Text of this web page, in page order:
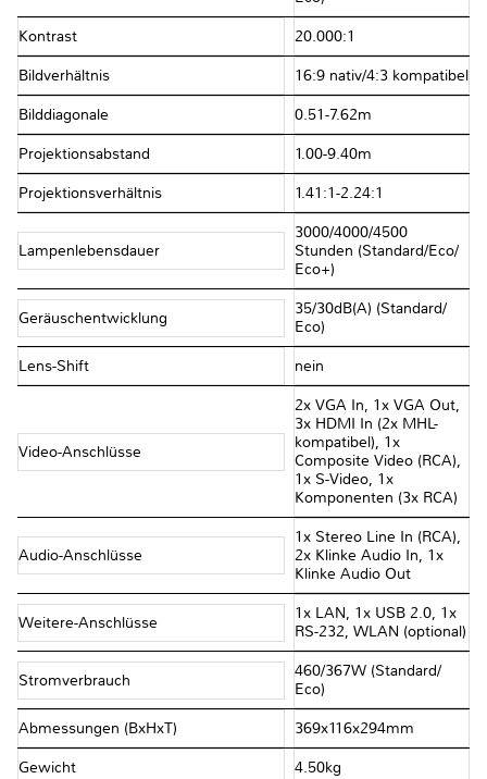
Kontrast 20.000:1
Bildverhältnis 16:9 nativ/​4:3 kompatibel
Bilddiagonale 0.51-7.62m
Projektionsabstand 1.00-9.40m
Projektionsverhältnis 1.41:1-2.24:1
Lampenlebensdauer
3000/​4000/​4500
Stunden (Standard/​Eco/​
Eco+)
Geräuschentwicklung
35/​30dB(A) (Standard/​
Eco)
Lens-Shift nein
Video-Anschlüsse
2x VGA In, 1x VGA Out,
3x HDMI In (2x MHL-
kompatibel), 1x
Composite Video (RCA),
1x S-Video, 1x
Komponenten (3x RCA)
Audio-Anschlüsse
1x Stereo Line In (RCA),
2x Klinke Audio In, 1x
Klinke Audio Out
Weitere-Anschlüsse
1x LAN, 1x USB 2.0, 1x
RS-232, WLAN (optional)
Stromverbrauch
460/​367W (Standard/​
Eco)
Abmessungen (BxHxT) 369x116x294mm
Gewicht 4.50kg